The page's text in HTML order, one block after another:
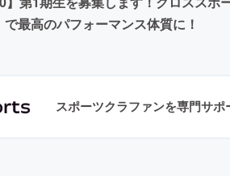
最高のパフォーマンス体質に！
スポーツクラファンを専門サポ